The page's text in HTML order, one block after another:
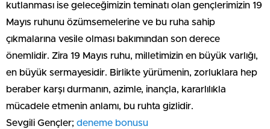
kutlanması ise geleceğimizin teminatı olan gençlerimizin 19
Mayıs ruhunu özümsemelerine ve bu ruha sahip
çıkmalarına vesile olması bakımından son derece
önemlidir. Zira 19 Mayıs ruhu, milletimizin en büyük varlığı,
en büyük sermayesidir. Birlikte yürümenin, zorluklara hep
beraber karşı durmanın, azimle, inançla, kararlılıkla
mücadele etmenin anlamı, bu ruhta gizlidir.
Sevgili Gençler; deneme bonusu